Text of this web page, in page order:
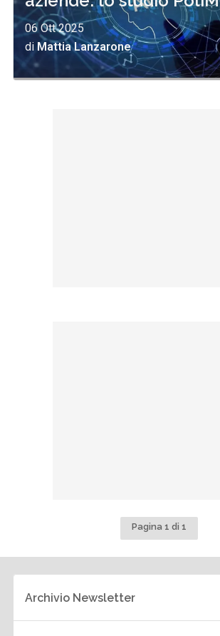
06 Ott 2025
di Mattia Lanzarone
Pagina 1 di 1
Archivio Newsletter